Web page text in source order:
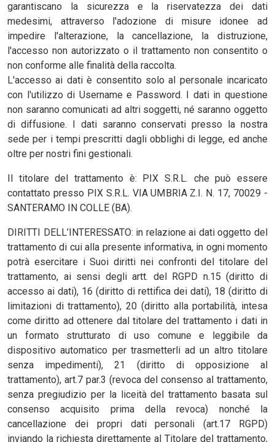
garantiscano la sicurezza e la riservatezza dei dati
medesimi, attraverso l'adozione di misure idonee ad
impedire l'alterazione, la cancellazione, la distruzione,
l'accesso non autorizzato o il trattamento non consentito o
non conforme alle finalità della raccolta.
L'accesso ai dati è consentito solo al personale incaricato
con l'utilizzo di Username e Password. I dati in questione
non saranno comunicati ad altri soggetti, né saranno oggetto
di diffusione. I dati saranno conservati presso la nostra
sede per i tempi prescritti dagli obblighi di legge, ed anche
oltre per nostri fini gestionali.
Il titolare del trattamento è: PIX S.R.L. che può essere
contattato presso PIX S.R.L. VIA UMBRIA Z.I. N. 17, 70029 -
SANTERAMO IN COLLE (BA).
DIRITTI DELL’INTERESSATO: in relazione ai dati oggetto del
trattamento di cui alla presente informativa, in ogni momento
potrà esercitare i Suoi diritti nei confronti del titolare del
trattamento, ai sensi degli artt. del RGPD n.15 (diritto di
accesso ai dati), 16 (diritto di rettifica dei dati), 18 (diritto di
limitazioni di trattamento), 20 (diritto alla portabilità, intesa
come diritto ad ottenere dal titolare del trattamento i dati in
un formato strutturato di uso comune e leggibile da
dispositivo automatico per trasmetterli ad un altro titolare
senza impedimenti), 21 (diritto di opposizione al
trattamento), art.7 par.3 (revoca del consenso al trattamento,
senza pregiudizio per la liceità del trattamento basata sul
consenso acquisito prima della revoca) nonché la
cancellazione dei propri dati personali (art.17 RGPD)
inviando la richiesta direttamente al Titolare del trattamento,